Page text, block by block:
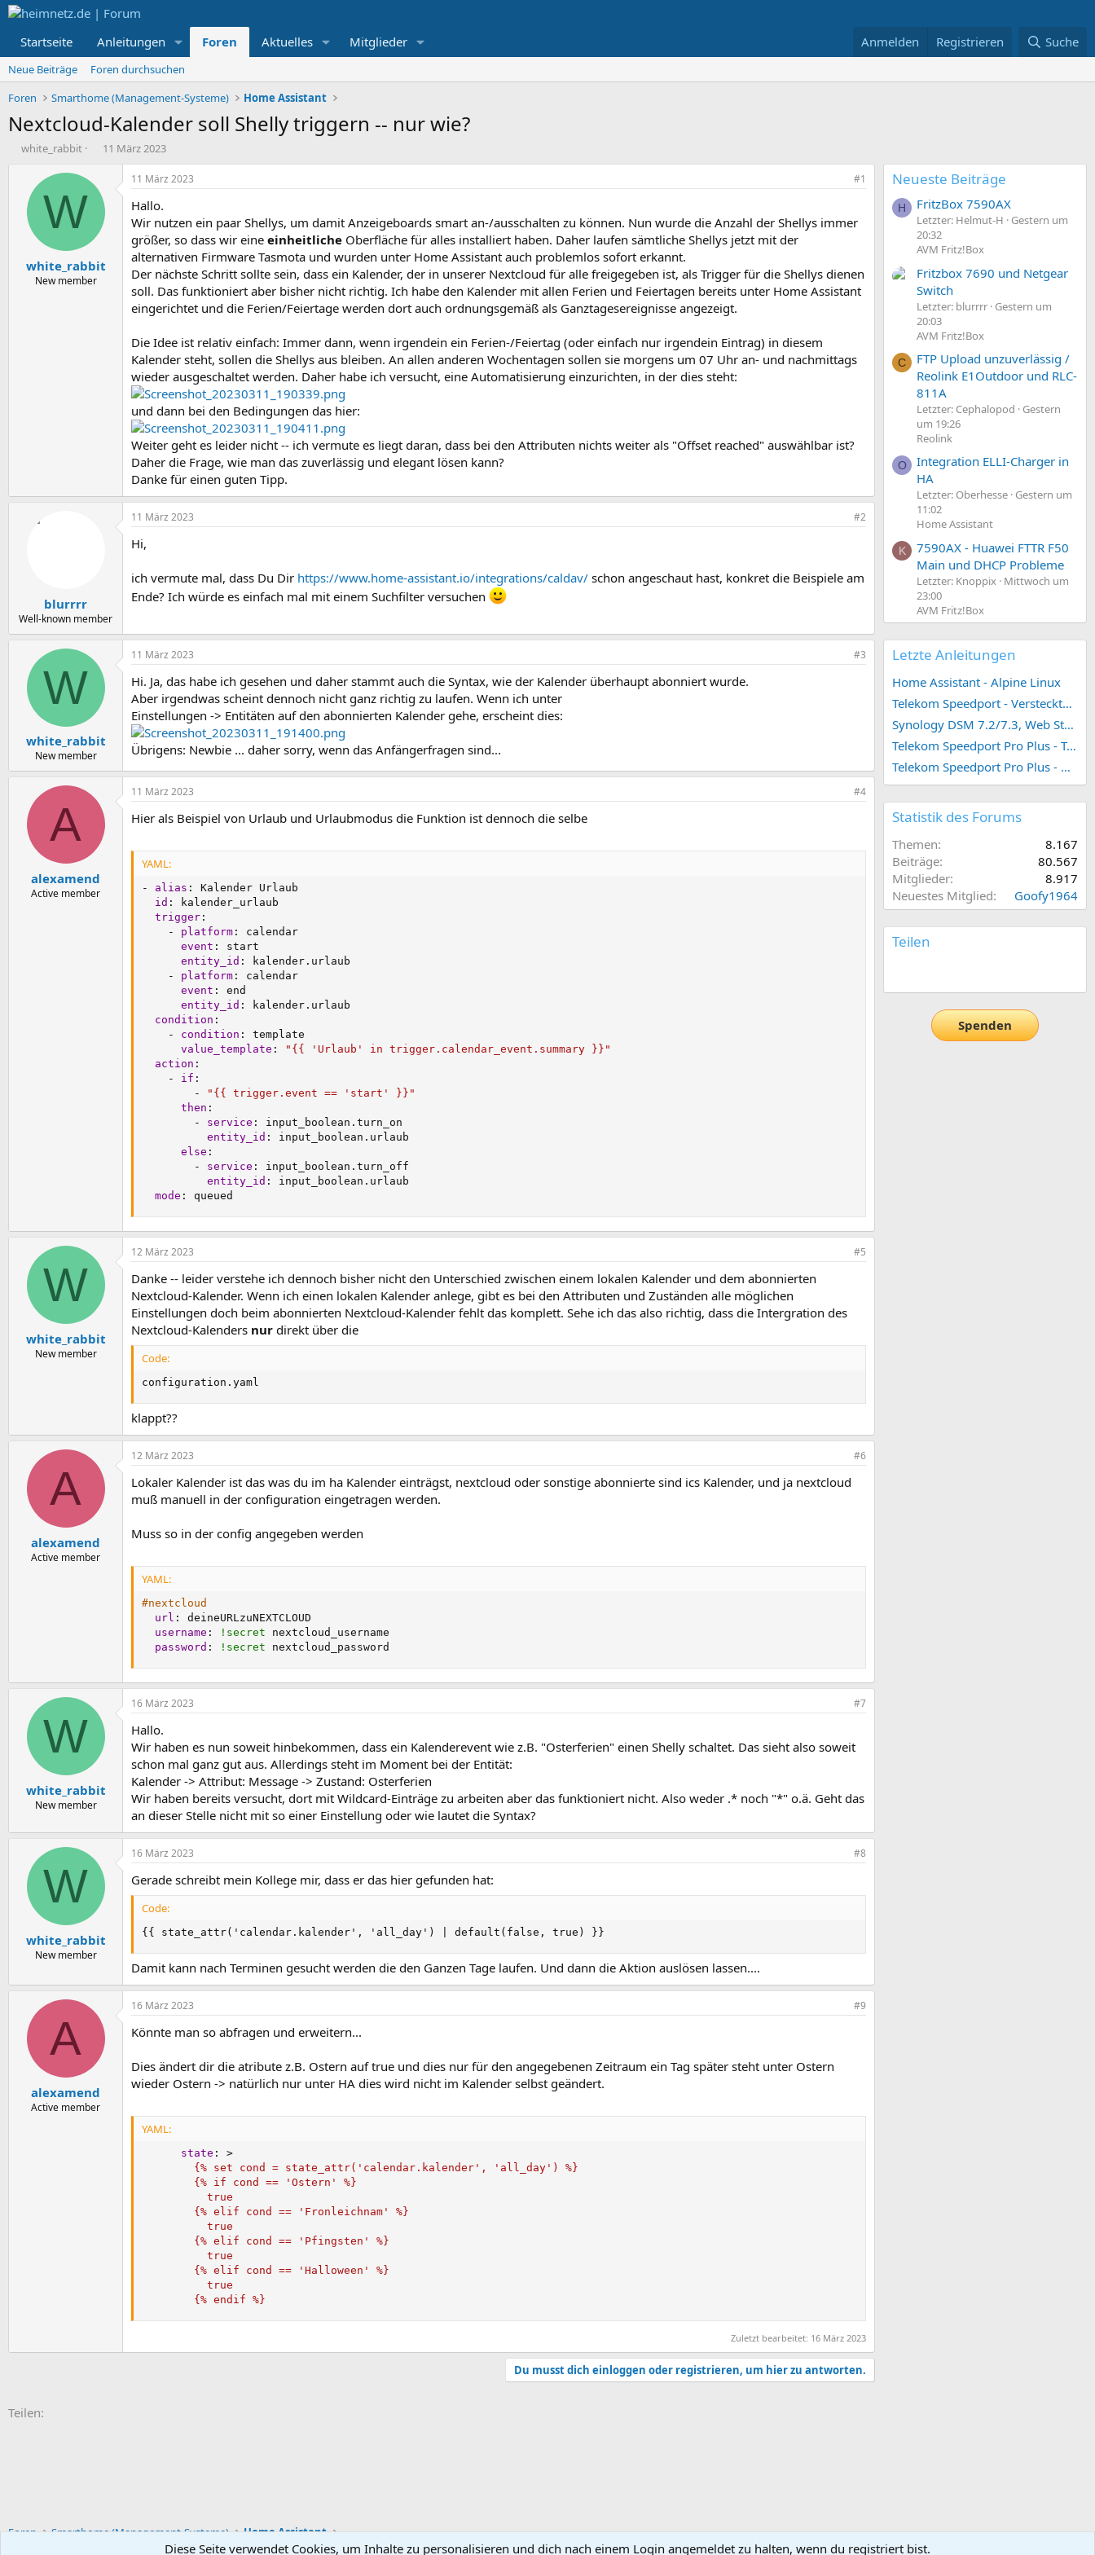
Startseite Anleitungen Foren Aktuelles Mitglieder Anmelden Registrieren Suche
Neue Beiträge
Foren durchsuchen
Foren
Smarthome (Management-Systeme) Home Assistant
Nextcloud-Kalender soll Shelly triggern -- nur wie?
E
white_rabbit
E
e
l
a
11 März 2023
W
white_rabbit
New member
11 März 2023 #1
Hallo.
Wir nutzen ein paar Shellys, um damit Anzeigeboards smart an-/ausschalten zu können. Nun wurde die Anzahl der Shellys immer
größer, so dass wir eine einheitliche Oberfläche für alles installiert haben. Daher laufen sämtliche Shellys jetzt mit der
alternativen Firmware Tasmota und wurden unter Home Assistant auch problemlos sofort erkannt.
Der nächste Schritt sollte sein, dass ein Kalender, der in unserer Nextcloud für alle freigegeben ist, als Trigger für die Shellys dienen
soll. Das funktioniert aber bisher nicht richtig. Ich habe den Kalender mit allen Ferien und Feiertagen bereits unter Home Assistant
eingerichtet und die Ferien/Feiertage werden dort auch ordnungsgemäß als Ganztagesereignisse angezeigt.
Die Idee ist relativ einfach: Immer dann, wenn irgendein ein Ferien-/Feiertag (oder einfach nur irgendein Eintrag) in diesem
Kalender steht, sollen die Shellys aus bleiben. An allen anderen Wochentagen sollen sie morgens um 07 Uhr an- und nachmittags
wieder ausgeschaltet werden. Daher habe ich versucht, eine Automatisierung einzurichten, in der dies steht:
und dann bei den Bedingungen das hier:
Weiter geht es leider nicht -- ich vermute es liegt daran, dass bei den Attributen nichts weiter als "Offset reached" auswählbar ist?
Daher die Frage, wie man das zuverlässig und elegant lösen kann?
Danke für einen guten Tipp.
blurrrr
Well-known member
11 März 2023 #2
Hi,
ich vermute mal, dass Du Dir https://www.home-assistant.io/integrations/caldav/ schon angeschaut hast, konkret die Beispiele am
Ende? Ich würde es einfach mal mit einem Suchfilter versuchen
W
white_rabbit
New member
11 März 2023 #3
Hi. Ja, das habe ich gesehen und daher stammt auch die Syntax, wie der Kalender überhaupt abonniert wurde.
Aber irgendwas scheint dennoch nicht ganz richtig zu laufen. Wenn ich unter
Einstellungen -> Entitäten auf den abonnierten Kalender gehe, erscheint dies:
Übrigens: Newbie ... daher sorry, wenn das Anfängerfragen sind...
A
alexamend
Active member
11 März 2023 #4
Hier als Beispiel von Urlaub und Urlaubmodus die Funktion ist dennoch die selbe
YAML:
- alias :
Kalender Urlaub
id :
kalender_urlaub
trigger :
-
platform :
calendar
event :
start
entity_id :
kalender.urlaub
-
platform :
calendar
event :
end
entity_id :
kalender.urlaub
condition :
-
condition :
template
value_template :
"{{ 'Urlaub' in trigger.calendar_event.summary }}"
action :
-
if :
-
"{{ trigger.event == 'start' }}"
then :
-
service :
input_boolean.turn_on
entity_id :
input_boolean.urlaub
else :
-
service :
input_boolean.turn_off
entity_id :
input_boolean.urlaub
mode : queued
W
white_rabbit
New member
12 März 2023 #5
Danke -- leider verstehe ich dennoch bisher nicht den Unterschied zwischen einem lokalen Kalender und dem abonnierten
Nextcloud-Kalender. Wenn ich einen lokalen Kalender anlege, gibt es bei den Attributen und Zuständen alle möglichen
Einstellungen doch beim abonnierten Nextcloud-Kalender fehlt das komplett. Sehe ich das also richtig, dass die Intergration des
Nextcloud-Kalenders nur direkt über die
Code:
configuration.yaml
klappt??
A
alexamend
Active member
12 März 2023 #6
Lokaler Kalender ist das was du im ha Kalender einträgst, nextcloud oder sonstige abonnierte sind ics Kalender, und ja nextcloud
muß manuell in der configuration eingetragen werden.
Muss so in der config angegeben werden
YAML:
#nextcloud
url :
deineURLzuNEXTCLOUD
username : !secret nextcloud_username
password : !secret nextcloud_password
W
white_rabbit
New member
16 März 2023 #7
Hallo.
Wir haben es nun soweit hinbekommen, dass ein Kalenderevent wie z.B. "Osterferien" einen Shelly schaltet. Das sieht also soweit
schon mal ganz gut aus. Allerdings steht im Moment bei der Entität:
Kalender -> Attribut: Message -> Zustand: Osterferien
Wir haben bereits versucht, dort mit Wildcard-Einträge zu arbeiten aber das funktioniert nicht. Also weder .* noch "*" o.ä. Geht das
an dieser Stelle nicht mit so einer Einstellung oder wie lautet die Syntax?
W
white_rabbit
New member
16 März 2023 #8
Gerade schreibt mein Kollege mir, dass er das hier gefunden hat:
Code:
{{ state_attr('calendar.kalender', 'all_day') | default(false, true) }}
Damit kann nach Terminen gesucht werden die den Ganzen Tage laufen. Und dann die Aktion auslösen lassen....
A
alexamend
Active member
16 März 2023 #9
Könnte man so abfragen und erweitern...
Dies ändert dir die atribute z.B. Ostern auf true und dies nur für den angegebenen Zeitraum ein Tag später steht unter Ostern
wieder Ostern -> natürlich nur unter HA dies wird nicht im Kalender selbst geändert.
YAML:
state :
>
        {% set cond = state_attr('calendar.kalender', 'all_day') %}
        {% if cond == 'Ostern' %}
          true
        {% elif cond == 'Fronleichnam' %}
          true
        {% elif cond == 'Pfingsten' %}
          true
        {% elif cond == 'Halloween' %}
          true
        {% endif %}
Zuletzt bearbeitet: 16 März 2023
Du musst dich einloggen oder registrieren, um hier zu antworten.
Teilen:
Neueste Beiträge
H FritzBox 7590AX
Letzter: Helmut-H
Gestern um
20:32
AVM Fritz!Box
Fritzbox 7690 und Netgear
Switch
Letzter: blurrrr Gestern um
20:03
AVM Fritz!Box
C
FTP Upload unzuverlässig /
Reolink E1Outdoor und RLC-
811A
Letzter: Cephalopod
Gestern
um 19:26
Reolink
O
Integration ELLI-Charger in
HA
Letzter: Oberhesse Gestern um
11:02
Home Assistant
K
7590AX - Huawei FTTR F50
Main und DHCP Probleme
Letzter: Knoppix
Mittwoch um
23:00
AVM Fritz!Box
Letzte Anleitungen
Home Assistant - Alpine Linux
Telekom Speedport - Versteckte Konfigurationen
Synology DSM 7.2/7.3, Web Station 4, Webdienst und Webportal erstellen (ehemals vHost)
Telekom Speedport Pro Plus - Telefonie einrichten
Telekom Speedport Pro Plus - Netzwerk einrichten
Statistik des Forums
Themen
8.167
Beiträge
80.567
Mitglieder
8.917
Neuestes Mitglied
Goofy1964
Teilen
Spenden
Foren Smarthome (Management-Systeme) Home Assistant
Diese Seite verwendet Cookies, um Inhalte zu personalisieren und dich nach einem Login angemeldet zu halten, wenn du registriert bist.